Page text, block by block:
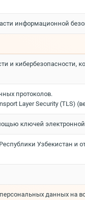
информационной
кибербезопасности,
протоколов.
Layer Security (TLS)
ключей
Узбекистан и
данных на